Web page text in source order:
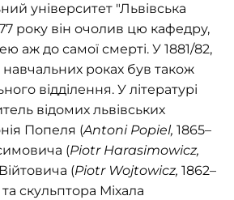
університет "Львівська
року він очолив цю кафедру,
аж до самої смерті. У 1881/82,
навчальних роках був також
відділення. У літературі
відомих львівських
Попеля (Antoni Popiel, 1865–
(Piotr Harasimowicz,
(Piotr Wojtowicz, 1862–
скульптора Міхала